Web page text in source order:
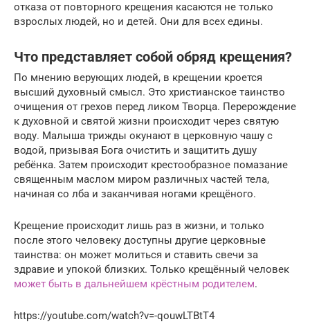
отказа от повторного крещения касаются не только
взрослых людей, но и детей. Они для всех едины.
Что представляет собой обряд крещения?
По мнению верующих людей, в крещении кроется
высший духовный смысл. Это христианское таинство
очищения от грехов перед ликом Творца. Перерождение
к духовной и святой жизни происходит через святую
воду. Малыша трижды окунают в церковную чашу с
водой, призывая Бога очистить и защитить душу
ребёнка. Затем происходит крестообразное помазание
священным маслом миром различных частей тела,
начиная со лба и заканчивая ногами крещёного.
Крещение происходит лишь раз в жизни, и только
после этого человеку доступны другие церковные
таинства: он может молиться и ставить свечи за
здравие и упокой близких. Только крещённый человек
может быть в дальнейшем крёстным родителем.
https://youtube.com/watch?v=-qouwLTBtT4